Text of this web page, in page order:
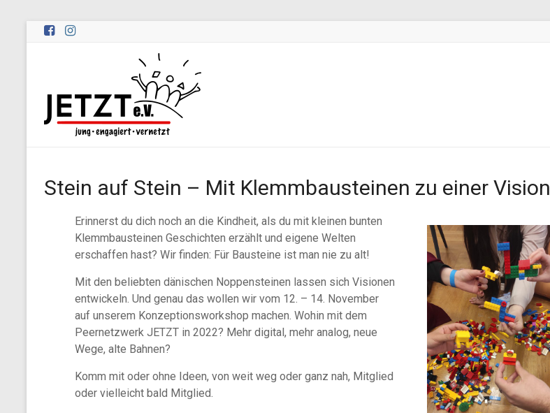
Zum
Peernetzwerk
JETZT
e.V.
–
engagiert,
vernetzt
Stein auf Stein – Mit Klemmbausteinen zu einer Vision
Erinnerst du dich noch an die Kindheit, als du mit kleinen bunten
Klemmbausteinen Geschichten erzählt und eigene Welten
erschaffen hast? Wir finden: Für Bausteine ist man nie zu alt!
Mit den beliebten dänischen Noppensteinen lassen sich Visionen
entwickeln. Und genau das wollen wir vom 12. – 14. November
auf unserem Konzeptionsworkshop machen. Wohin mit dem
Peernetzwerk JETZT in 2022? Mehr digital, mehr analog, neue
Wege, alte Bahnen?
Komm mit oder ohne Ideen, von weit weg oder ganz nah, Mitglied
oder vielleicht bald Mitglied.